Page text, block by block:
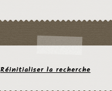
Réinitialiser la recherche